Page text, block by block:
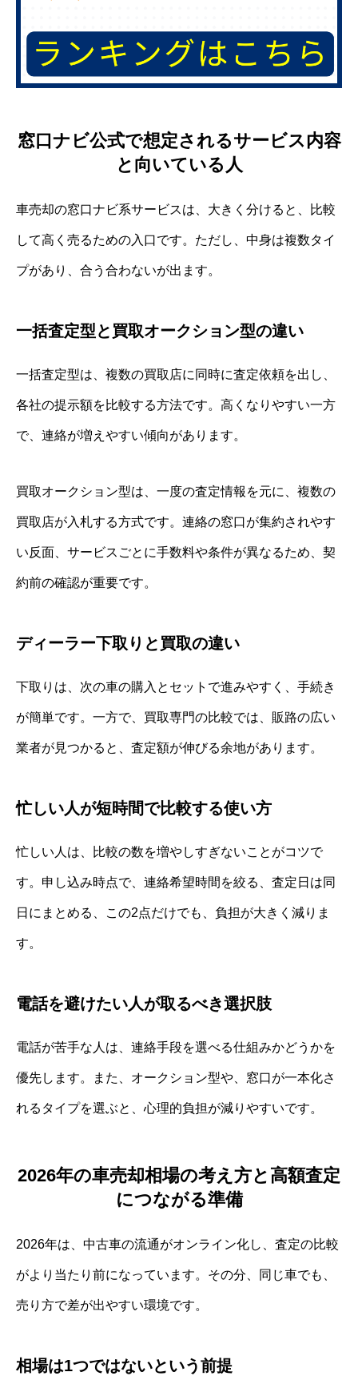
窓口ナビ公式で想定されるサービス内容
と向いている人
車売却の窓口ナビ系サービスは、大きく分けると、比較
して高く売るための入口です。ただし、中身は複数タイ
プがあり、合う合わないが出ます。
一括査定型と買取オークション型の違い
一括査定型は、複数の買取店に同時に査定依頼を出し、
各社の提示額を比較する方法です。高くなりやすい一方
で、連絡が増えやすい傾向があります。
買取オークション型は、一度の査定情報を元に、複数の
買取店が入札する方式です。連絡の窓口が集約されやす
い反面、サービスごとに手数料や条件が異なるため、契
約前の確認が重要です。
ディーラー下取りと買取の違い
下取りは、次の車の購入とセットで進みやすく、手続き
が簡単です。一方で、買取専門の比較では、販路の広い
業者が見つかると、査定額が伸びる余地があります。
忙しい人が短時間で比較する使い方
忙しい人は、比較の数を増やしすぎないことがコツで
す。申し込み時点で、連絡希望時間を絞る、査定日は同
日にまとめる、この2点だけでも、負担が大きく減りま
す。
電話を避けたい人が取るべき選択肢
電話が苦手な人は、連絡手段を選べる仕組みかどうかを
優先します。また、オークション型や、窓口が一本化さ
れるタイプを選ぶと、心理的負担が減りやすいです。
2026年の車売却相場の考え方と高額査定
につながる準備
2026年は、中古車の流通がオンライン化し、査定の比較
がより当たり前になっています。その分、同じ車でも、
売り方で差が出やすい環境です。
相場は1つではないという前提